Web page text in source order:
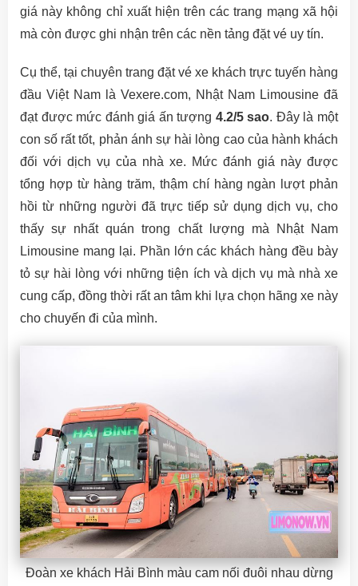
giá này không chỉ xuất hiện trên các trang mạng xã hội
mà còn được ghi nhận trên các nền tảng đặt vé uy tín.
Cụ thể, tại chuyên trang đặt vé xe khách trực tuyến hàng
đầu Việt Nam là Vexere.com, Nhật Nam Limousine đã
đạt được mức đánh giá ấn tượng 4.2/5 sao. Đây là một
con số rất tốt, phản ánh sự hài lòng cao của hành khách
đối với dịch vụ của nhà xe. Mức đánh giá này được
tổng hợp từ hàng trăm, thậm chí hàng ngàn lượt phản
hồi từ những người đã trực tiếp sử dụng dịch vụ, cho
thấy sự nhất quán trong chất lượng mà Nhật Nam
Limousine mang lại. Phần lớn các khách hàng đều bày
tỏ sự hài lòng với những tiện ích và dịch vụ mà nhà xe
cung cấp, đồng thời rất an tâm khi lựa chọn hãng xe này
cho chuyến đi của mình.
Đoàn xe khách Hải Bình màu cam nối đuôi nhau dừng